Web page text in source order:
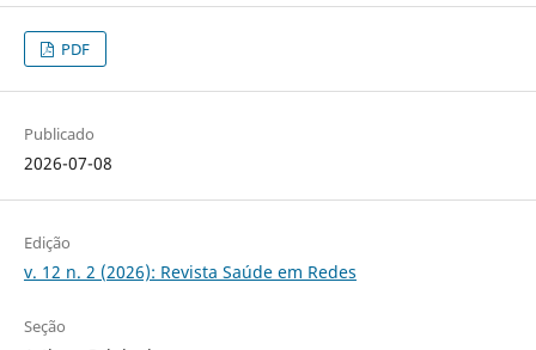
PDF
Publicado
2026-07-08
Edição
v. 12 n. 2 (2026): Revista Saúde em Redes
Seção